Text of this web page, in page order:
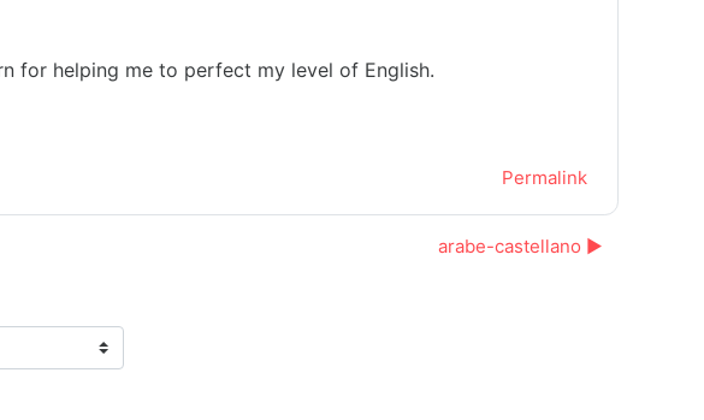
for helping me to perfect my level of English.
Permalink
arabe-castellano ▶︎